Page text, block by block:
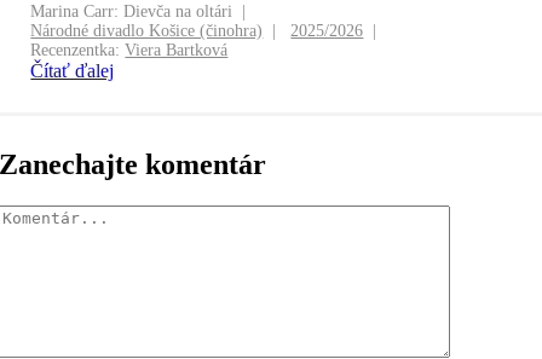
Marina Carr: Dievča na oltári
Národné divadlo Košice (činohra)
2025/2026
Recenzentka:Viera Bartková
Čítať ďalej
Zanechajte komentár